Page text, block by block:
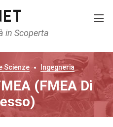
in Scoperta
Scienze Ingegneria
(FMEA Di